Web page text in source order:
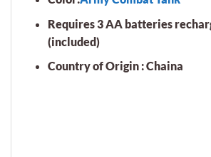
Requires 3 AA batteries
(included)
Country of Origin : Chaina